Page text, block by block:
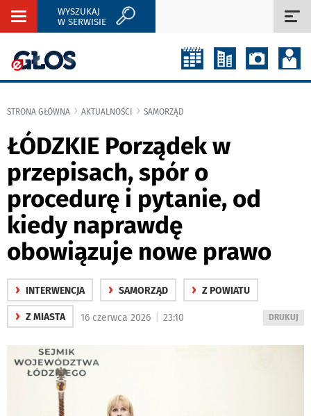
Rozwiń
WYSZUKAJ
W SERWISIE
STRONA GŁÓWNA AKTUALNOŚCI SAMORZĄD
ŁÓDZKIE Porządek w
przepisach, spór o
procedurę i pytanie, od
kiedy naprawdę
obowiązuje nowe prawo
› INTERWENCJA › SAMORZĄD › Z POWIATU
› Z MIASTA
WYDRUKUJ
DRUKUJ
16 czerwca 2026 23:10